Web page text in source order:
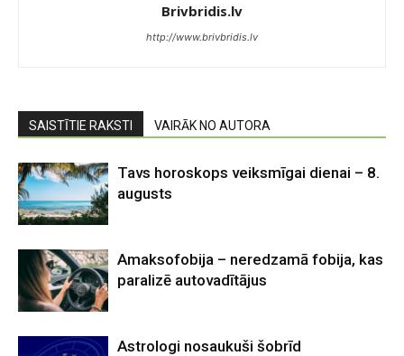
Brivbridis.lv
http://www.brivbridis.lv
SAISTĪTIE RAKSTI VAIRĀK NO AUTORA
Tavs horoskops veiksmīgai dienai – 8.
augusts
Amaksofobija – neredzamā fobija, kas
paralizē autovadītājus
Astrologi nosaukuši šobrīd